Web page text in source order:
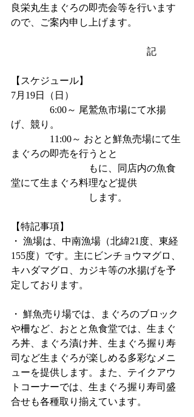
良栄丸生まぐろの即売会等を行います
ので、ご案内申し上げます。
記
【スケジュール】
7月19日（日）
6:00～ 尾鷲魚市場にて水揚
げ、競り。
11:00～ おとと鮮魚売場にて生
まぐろの即売を行うとと
もに、同店内の魚食
堂にて生まぐろ料理など提供
します。
【特記事項】
・ 漁場は、中南漁場（北緯21度、東経
155度）です。主にビンチョウマグロ、
キハダマグロ、カジキ等の水揚げを予
定しております。
・ 鮮魚売り場では、まぐろのブロック
や柵など、おとと魚食堂では、生まぐ
ろ丼、まぐろ漬け丼、生まぐろ握り寿
司など生まぐろが楽しめる多彩なメニ
ューを提供します。また、テイクアウ
トコーナーでは、生まぐろ握り寿司盛
合せも各種取り揃えています。